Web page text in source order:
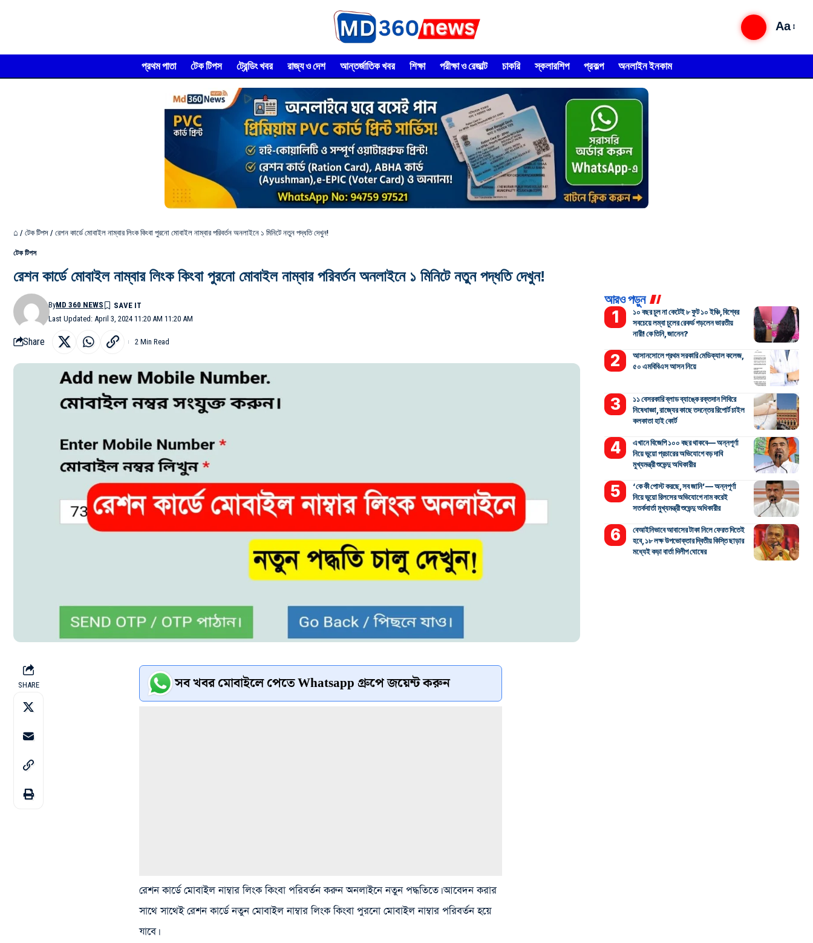
Aa
প্রথম পাতা টেক টিপস ট্রেন্ডিং খবর রাজ্য ও দেশ আন্তর্জাতিক খবর শিক্ষা পরীক্ষা ও রেজাল্ট চাকরি স্কলারশিপ প্রকল্প অনলাইন ইনকাম
⌂ / টেক টিপস / রেশন কার্ডে মোবাইল নাম্বার লিংক কিংবা পুরনো মোবাইল নাম্বার পরিবর্তন অনলাইনে ১ মিনিটে নতুন পদ্ধতি দেখুন!
টেক টিপস
রেশন কার্ডে মোবাইল নাম্বার লিংক কিংবা পুরনো মোবাইল নাম্বার পরিবর্তন অনলাইনে ১ মিনিটে নতুন পদ্ধতি দেখুন!
Last Updated: April 3, 2024 11:20 AM 11:20 AM
ByMD 360 NEWS
Share 2 Min Read
SHARE সব খবর মোবাইলে পেতে Whatsapp গ্রুপে জয়েন্ট করুন
রেশন কার্ডে মোবাইল নাম্বার লিংক কিংবা পরিবর্তন করুন অনলাইনে নতুন পদ্ধতিতে। আবেদন করার
সাথে সাথেই রেশন কার্ডে নতুন মোবাইল নাম্বার লিংক কিংবা পুরনো মোবাইল নাম্বার পরিবর্তন হয়ে
যাবে।
আরও পড়ুন
১০ বছর চুল না কেটেই ৮ ফুট ১০ ইঞ্চি, বিশ্বের
সবচেয়ে লম্বা চুলের রেকর্ড গড়লেন ভারতীয়
নারী! কে তিনি, জানেন?
আসানসোলে প্রথম সরকারি মেডিক্যাল কলেজ,
৫০ এমবিবিএস আসন নিয়ে
১১ বেসরকারি ব্লাড ব্যাঙ্কে রক্তদান শিবিরে
নিষেধাজ্ঞা, রাজ্যের কাছে তদন্তের রিপোর্ট চাইল
কলকাতা হাই কোর্ট
এখানে বিজেপি ১০০ বছর থাকবে— অন্নপূর্ণা
নিয়ে ভুয়ো প্রচারের অভিযোগে বড় দাবি
মুখ্যমন্ত্রী শুভেন্দু অধিকারীর
‘কে কী পোস্ট করছে, সব জানি’— অন্নপূর্ণা
নিয়ে ভুয়ো রিলসের অভিযোগে নাম করেই
সতর্কবার্তা মুখ্যমন্ত্রী শুভেন্দু অধিকারীর
বেআইনিভাবে আবাসের টাকা নিলে ফেরত দিতেই
হবে, ১৮ লক্ষ উপভোক্তার দ্বিতীয় কিস্তি ছাড়ার
মধ্যেই কড়া বার্তা দিলীপ ঘোষের